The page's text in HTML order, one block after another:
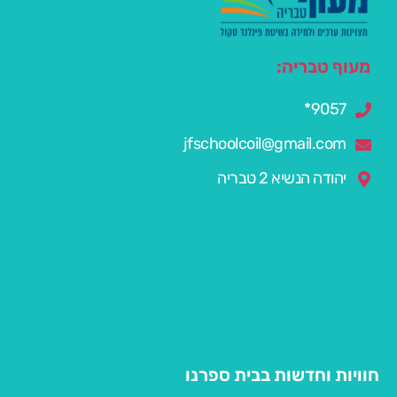
מעוף טבריה:
9057*
jfschoolcoil@gmail.com
יהודה הנשיא 2 טבריה
חוויות וחדשות בבית ספרנו